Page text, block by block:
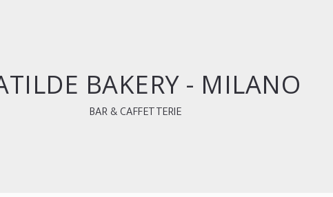
BAKERY - MILANO
BAR & CAFFETTERIE